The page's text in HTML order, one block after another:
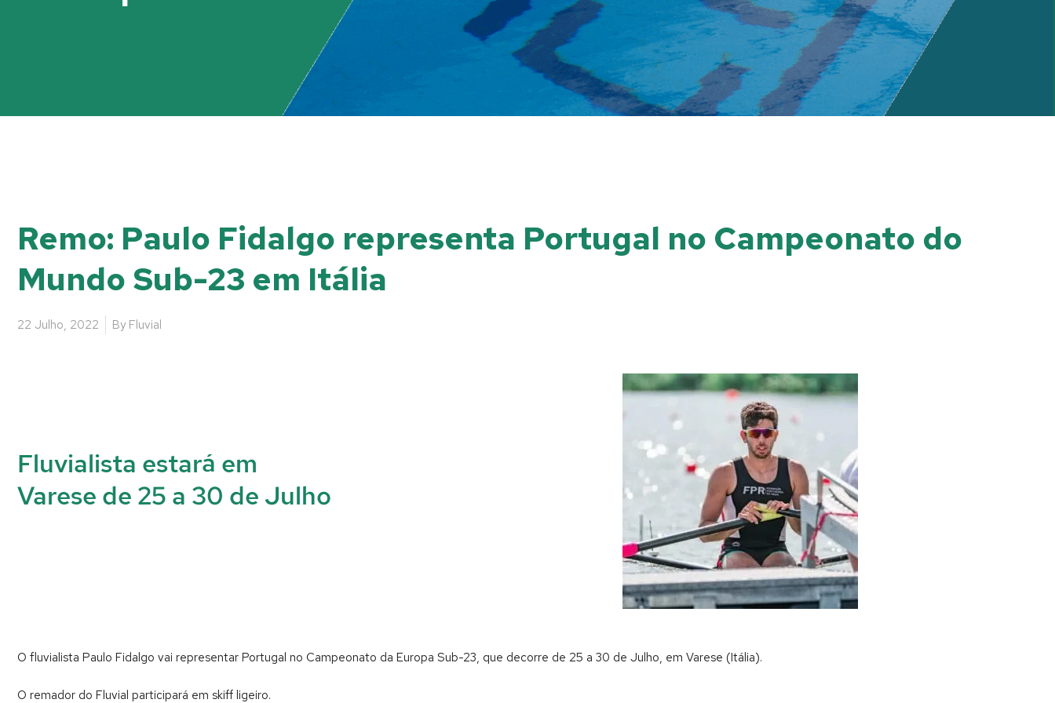
Remo: Paulo Fidalgo representa Portugal no Campeonato do
Mundo Sub-23 em Itália
22 Julho, 2022 By Fluvial
Fluvialista estará em
Varese de 25 a 30 de Julho
O fluvialista Paulo Fidalgo vai representar Portugal no Campeonato da Europa Sub-23, que decorre de 25 a 30 de Julho, em Varese (Itália).
O remador do Fluvial participará em skiff ligeiro.